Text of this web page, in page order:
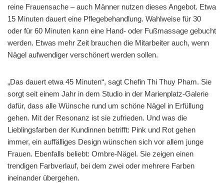
reine Frauensache – auch Männer nutzen dieses Angebot. Etwa
15 Minuten dauert eine Pflegebehandlung. Wahlweise für 30
oder für 60 Minuten kann eine Hand- oder Fußmassage gebucht
werden. Etwas mehr Zeit brauchen die Mitarbeiter auch, wenn
Nägel aufwendiger verschönert werden sollen.
„Das dauert etwa 45 Minuten“, sagt Chefin Thi Thuy Pham. Sie
sorgt seit einem Jahr in dem Studio in der Marienplatz-Galerie
dafür, dass alle Wünsche rund um schöne Nägel in Erfüllung
gehen. Mit der Resonanz ist sie zufrieden. Und was die
Lieblingsfarben der Kundinnen betrifft: Pink und Rot gehen
immer, ein auffälliges Design wünschen sich vor allem junge
Frauen. Ebenfalls beliebt: Ombre-Nägel. Sie zeigen einen
trendigen Farbverlauf, bei dem zwei oder mehrere Farben
ineinander übergehen.